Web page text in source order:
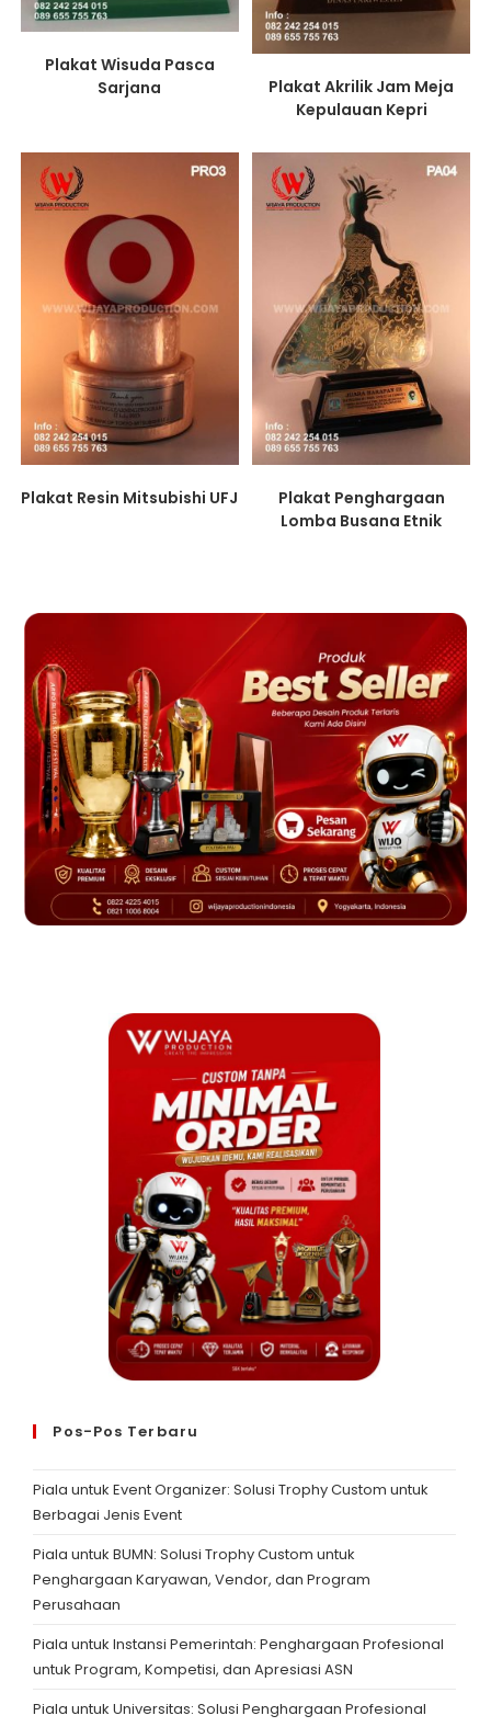
Plakat Wisuda Pasca
Sarjana
Plakat Akrilik Jam Meja
Kepulauan Kepri
Plakat Resin Mitsubishi UFJ
Plakat Penghargaan
Lomba Busana Etnik
Pos-Pos Terbaru
Piala untuk Event Organizer: Solusi Trophy Custom untuk
Berbagai Jenis Event
Piala untuk BUMN: Solusi Trophy Custom untuk
Penghargaan Karyawan, Vendor, dan Program
Perusahaan
Piala untuk Instansi Pemerintah: Penghargaan Profesional
untuk Program, Kompetisi, dan Apresiasi ASN
Piala untuk Universitas: Solusi Penghargaan Profesional